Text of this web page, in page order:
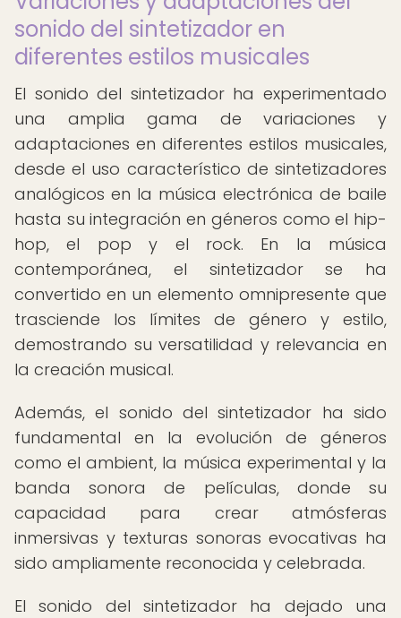
sonido del sintetizador en
diferentes estilos musicales
El sonido del sintetizador ha experimentado
una amplia gama de variaciones y
adaptaciones en diferentes estilos musicales,
desde el uso característico de sintetizadores
analógicos en la música electrónica de baile
hasta su integración en géneros como el hip-
hop, el pop y el rock. En la música
contemporánea, el sintetizador se ha
convertido en un elemento omnipresente que
trasciende los límites de género y estilo,
demostrando su versatilidad y relevancia en
la creación musical.
Además, el sonido del sintetizador ha sido
fundamental en la evolución de géneros
como el ambient, la música experimental y la
banda sonora de películas, donde su
capacidad para crear atmósferas
inmersivas y texturas sonoras evocativas ha
sido ampliamente reconocida y celebrada.
El sonido del sintetizador ha dejado una